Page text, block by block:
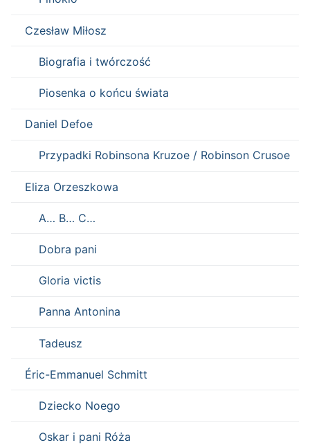
Czesław Miłosz
Biografia i twórczość
Piosenka o końcu świata
Daniel Defoe
Przypadki Robinsona Kruzoe / Robinson Crusoe
Eliza Orzeszkowa
A… B… C…
Dobra pani
Gloria victis
Panna Antonina
Tadeusz
Éric-Emmanuel Schmitt
Dziecko Noego
Oskar i pani Róża